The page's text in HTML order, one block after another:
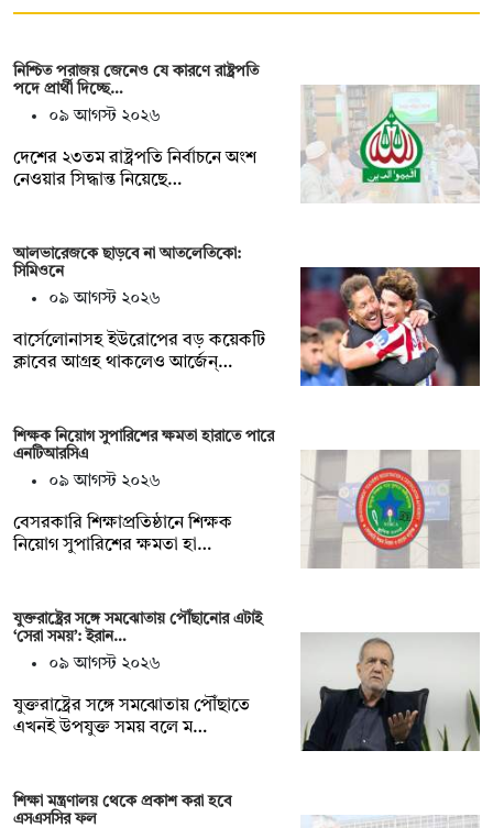
নিশ্চিত পরাজয় জেনেও যে কারণে রাষ্ট্রপতি
পদে প্রার্থী দিচ্ছে…
০৯ আগস্ট ২০২৬
দেশের ২৩তম রাষ্ট্রপতি নির্বাচনে অংশ
নেওয়ার সিদ্ধান্ত নিয়েছে…
আলভারেজকে ছাড়বে না আতলেতিকো:
সিমিওনে
০৯ আগস্ট ২০২৬
বার্সেলোনাসহ ইউরোপের বড় কয়েকটি
ক্লাবের আগ্রহ থাকলেও আর্জেন্…
শিক্ষক নিয়োগ সুপারিশের ক্ষমতা হারাতে পারে
এনটিআরসিএ
০৯ আগস্ট ২০২৬
বেসরকারি শিক্ষাপ্রতিষ্ঠানে শিক্ষক
নিয়োগ সুপারিশের ক্ষমতা হা…
যুক্তরাষ্ট্রের সঙ্গে সমঝোতায় পৌঁছানোর এটাই
‘সেরা সময়’: ইরান…
০৯ আগস্ট ২০২৬
যুক্তরাষ্ট্রের সঙ্গে সমঝোতায় পৌঁছাতে
এখনই উপযুক্ত সময় বলে ম…
শিক্ষা মন্ত্রণালয় থেকে প্রকাশ করা হবে
এসএসসির ফল